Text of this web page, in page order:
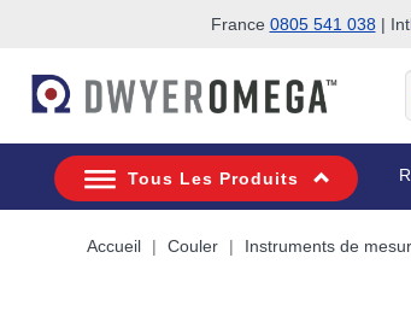
France 0805 541 038|
Tous Les Produits
Accueil Couler Instruments de